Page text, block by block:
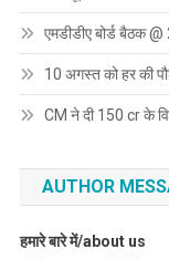
एमडीडीए बोर्ड बैठक @
10 अगस्त को हर की
CM ने दी 150 cr के
AUTHOR
हमारे बारे में/about us